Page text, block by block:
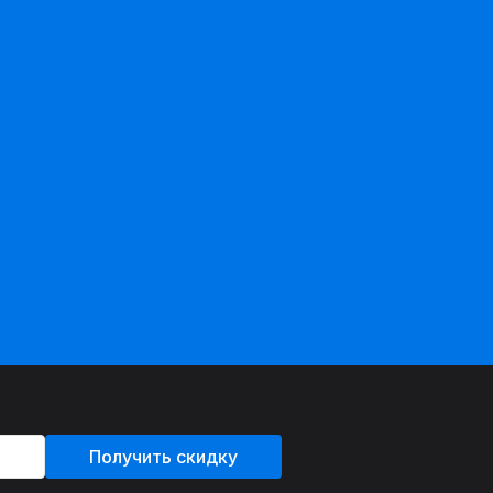
Получить скидку